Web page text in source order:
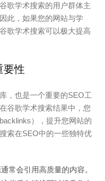
歌学术搜索的用户群体主
此，如果您的网站与学
歌学术搜索可以极大提高
要性
，也是一个重要的SEO工
谷歌学术搜索结果中，您
），提升您网站的
索在SEO中的一些独特优
常会引用高质量的内容。